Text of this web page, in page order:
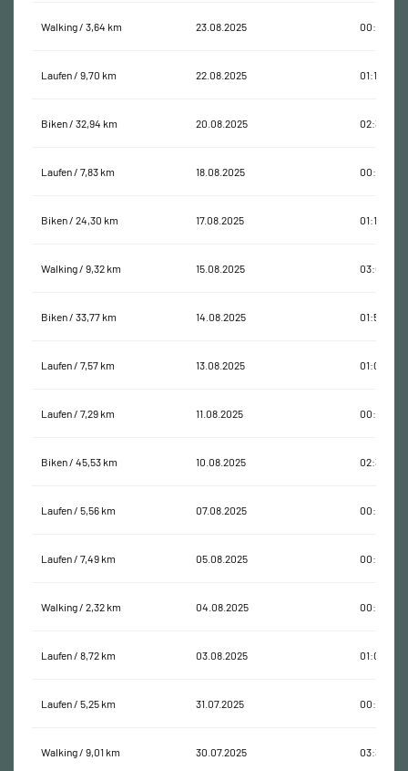
Walking / 3,64 km 23.08.2025 00:49:07
Laufen / 9,70 km 22.08.2025 01:13:45
Biken / 32,94 km 20.08.2025 02:30:32
Laufen / 7,83 km 18.08.2025 00:57:32
Biken / 24,30 km 17.08.2025 01:14:55
Walking / 9,32 km 15.08.2025 03:02:57
Biken / 33,77 km 14.08.2025 01:55:34
Laufen / 7,57 km 13.08.2025 01:00:43
Laufen / 7,29 km 11.08.2025 00:55:59
Biken / 45,53 km 10.08.2025 02:34:54
Laufen / 5,56 km 07.08.2025 00:45:39
Laufen / 7,49 km 05.08.2025 00:56:51
Walking / 2,32 km 04.08.2025 00:45:00
Laufen / 8,72 km 03.08.2025 01:04:31
Laufen / 5,25 km 31.07.2025 00:48:55
Walking / 9,01 km 30.07.2025 03:37:44